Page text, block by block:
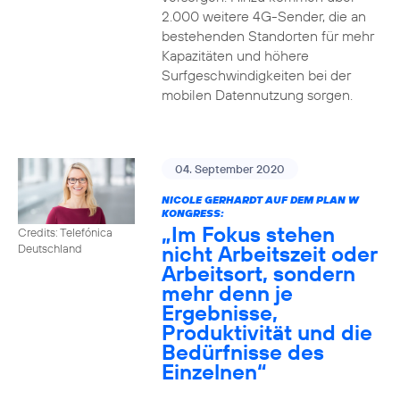
2.000 weitere 4G-Sender, die an
bestehenden Standorten für mehr
Kapazitäten und höhere
Surfgeschwindigkeiten bei der
mobilen Datennutzung sorgen.
Credits: Telefónica
Deutschland
04. September 2020
NICOLE GERHARDT AUF DEM PLAN W
KONGRESS:
„Im Fokus stehen
nicht Arbeitszeit oder
Arbeitsort, sondern
mehr denn je
Ergebnisse,
Produktivität und die
Bedürfnisse des
Einzelnen“